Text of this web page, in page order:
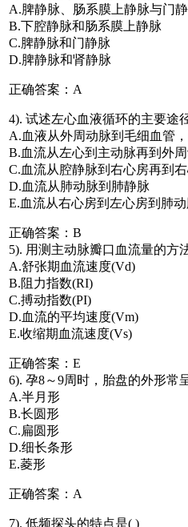
A.脾静脉、肠系膜上静脉与门
B.下腔静脉和肠系膜上静脉
C.脾静脉和门静脉
D.脾静脉和肾静脉
正确答案：A
4). 试述左心血液循环的主要途
A.血液从外周动脉到毛细血管
B.血流从左心到主动脉再到外
C.血流从腔静脉到右心房再到
D.血流从肺动脉到肺静脉
E.血流从右心房到左心房到肺动
正确答案：B
5). 用测主动脉瓣口血流量的方
A.舒张期血流速度(Vd)
B.阻力指数(RI)
C.搏动指数(PI)
D.血流的平均速度(Vm)
E.收缩期血流速度(Vs)
正确答案：E
6). 孕8～9周时，胎盘的外形常
A.半月形
B.长圆形
C.扁圆形
D.细长条形
E.菱形
正确答案：A
7). 低频探头的特点是( )